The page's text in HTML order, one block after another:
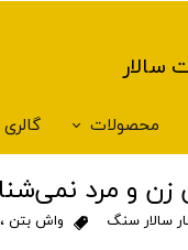
محصولات گالری
سالار
زن و مرد
سالار سنگ واش بتن ،